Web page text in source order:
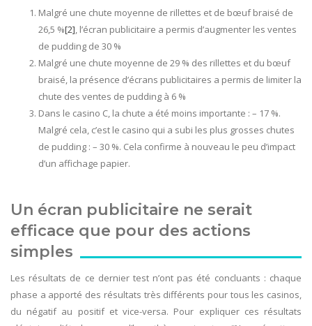
Malgré une chute moyenne de rillettes et de bœuf braisé de
26,5 %[2], l’écran publicitaire a permis d’augmenter les ventes
de pudding de 30 %
Malgré une chute moyenne de 29 % des rillettes et du bœuf
braisé, la présence d’écrans publicitaires a permis de limiter la
chute des ventes de pudding à 6 %
Dans le casino C, la chute a été moins importante : – 17 %.
Malgré cela, c’est le casino qui a subi les plus grosses chutes
de pudding : – 30 %. Cela confirme à nouveau le peu d’impact
d’un affichage papier.
Un écran publicitaire ne serait
efficace que pour des actions
simples
Les résultats de ce dernier test n’ont pas été concluants : chaque
phase a apporté des résultats très différents pour tous les casinos,
du négatif au positif et vice-versa. Pour expliquer ces résultats